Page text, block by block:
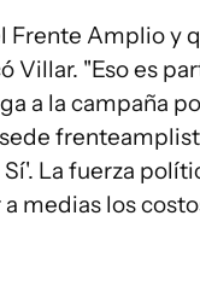
Frente Amplio y
Villar. "Eso es
a la campaña
La fuerza
medias los